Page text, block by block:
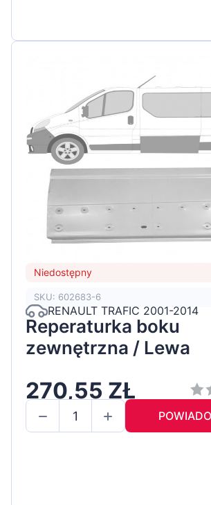
Niedostępny
SKU: 602683-6
RENAULT TRAFIC 2001-2014
Reperaturka boku
zewnętrzna / Lewa
270,55 ZŁ